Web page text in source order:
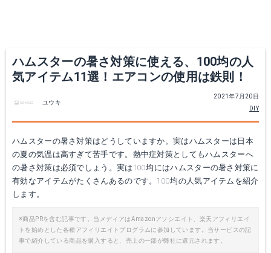
ハムスターの暑さ対策に使える、100均の人
気アイテム11選！エアコンの使用は鉄則！
2021年7月20日
DIY
ユウキ
ハムスターの暑さ対策はどうしていますか。実はハムスターは日本
の夏の気温は高すぎて苦手です。熱中症対策としてもハムスターへ
の暑さ対策は必須でしょう。実は100均にはハムスターの暑さ対策に
有効なアイテムがたくさんあるのです。100均の人気アイテムを紹介
します。
※商品PRを含む記事です。当メディアはAmazonアソシエイト、楽天アフィリエイ
トを始めとした各種アフィリエイトプログラムに参加しています。当サービスの記
事で紹介している商品を購入すると、売上の一部が弊社に還元されます。